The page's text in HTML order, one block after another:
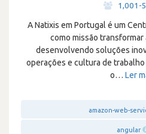
1,001-
A Natixis em Portugal é um
como missão transformar
desenvolvendo soluções
operações e cultura de trabalho
o… Ler
amazon-web-
angular